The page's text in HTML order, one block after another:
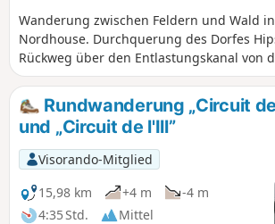
Wanderung zwischen Feldern und Wald
Nordhouse. Durchquerung des Dorfes
Rückweg über den Entlastungskanal von
Rhein. Vorbeikommen an der Borne 2000
Rundwanderung „Circuit
und „Circuit de l'Ill”
Visorando-Mitglied
15,98 km
+4 m
-4 m
4:35 Std.
Mittel